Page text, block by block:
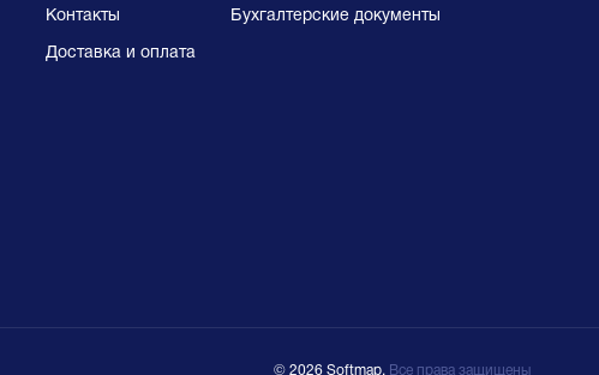
Контакты
Доставка и оплата
Бухгалтерские документы
© 2026 Softmap, Все права защищены